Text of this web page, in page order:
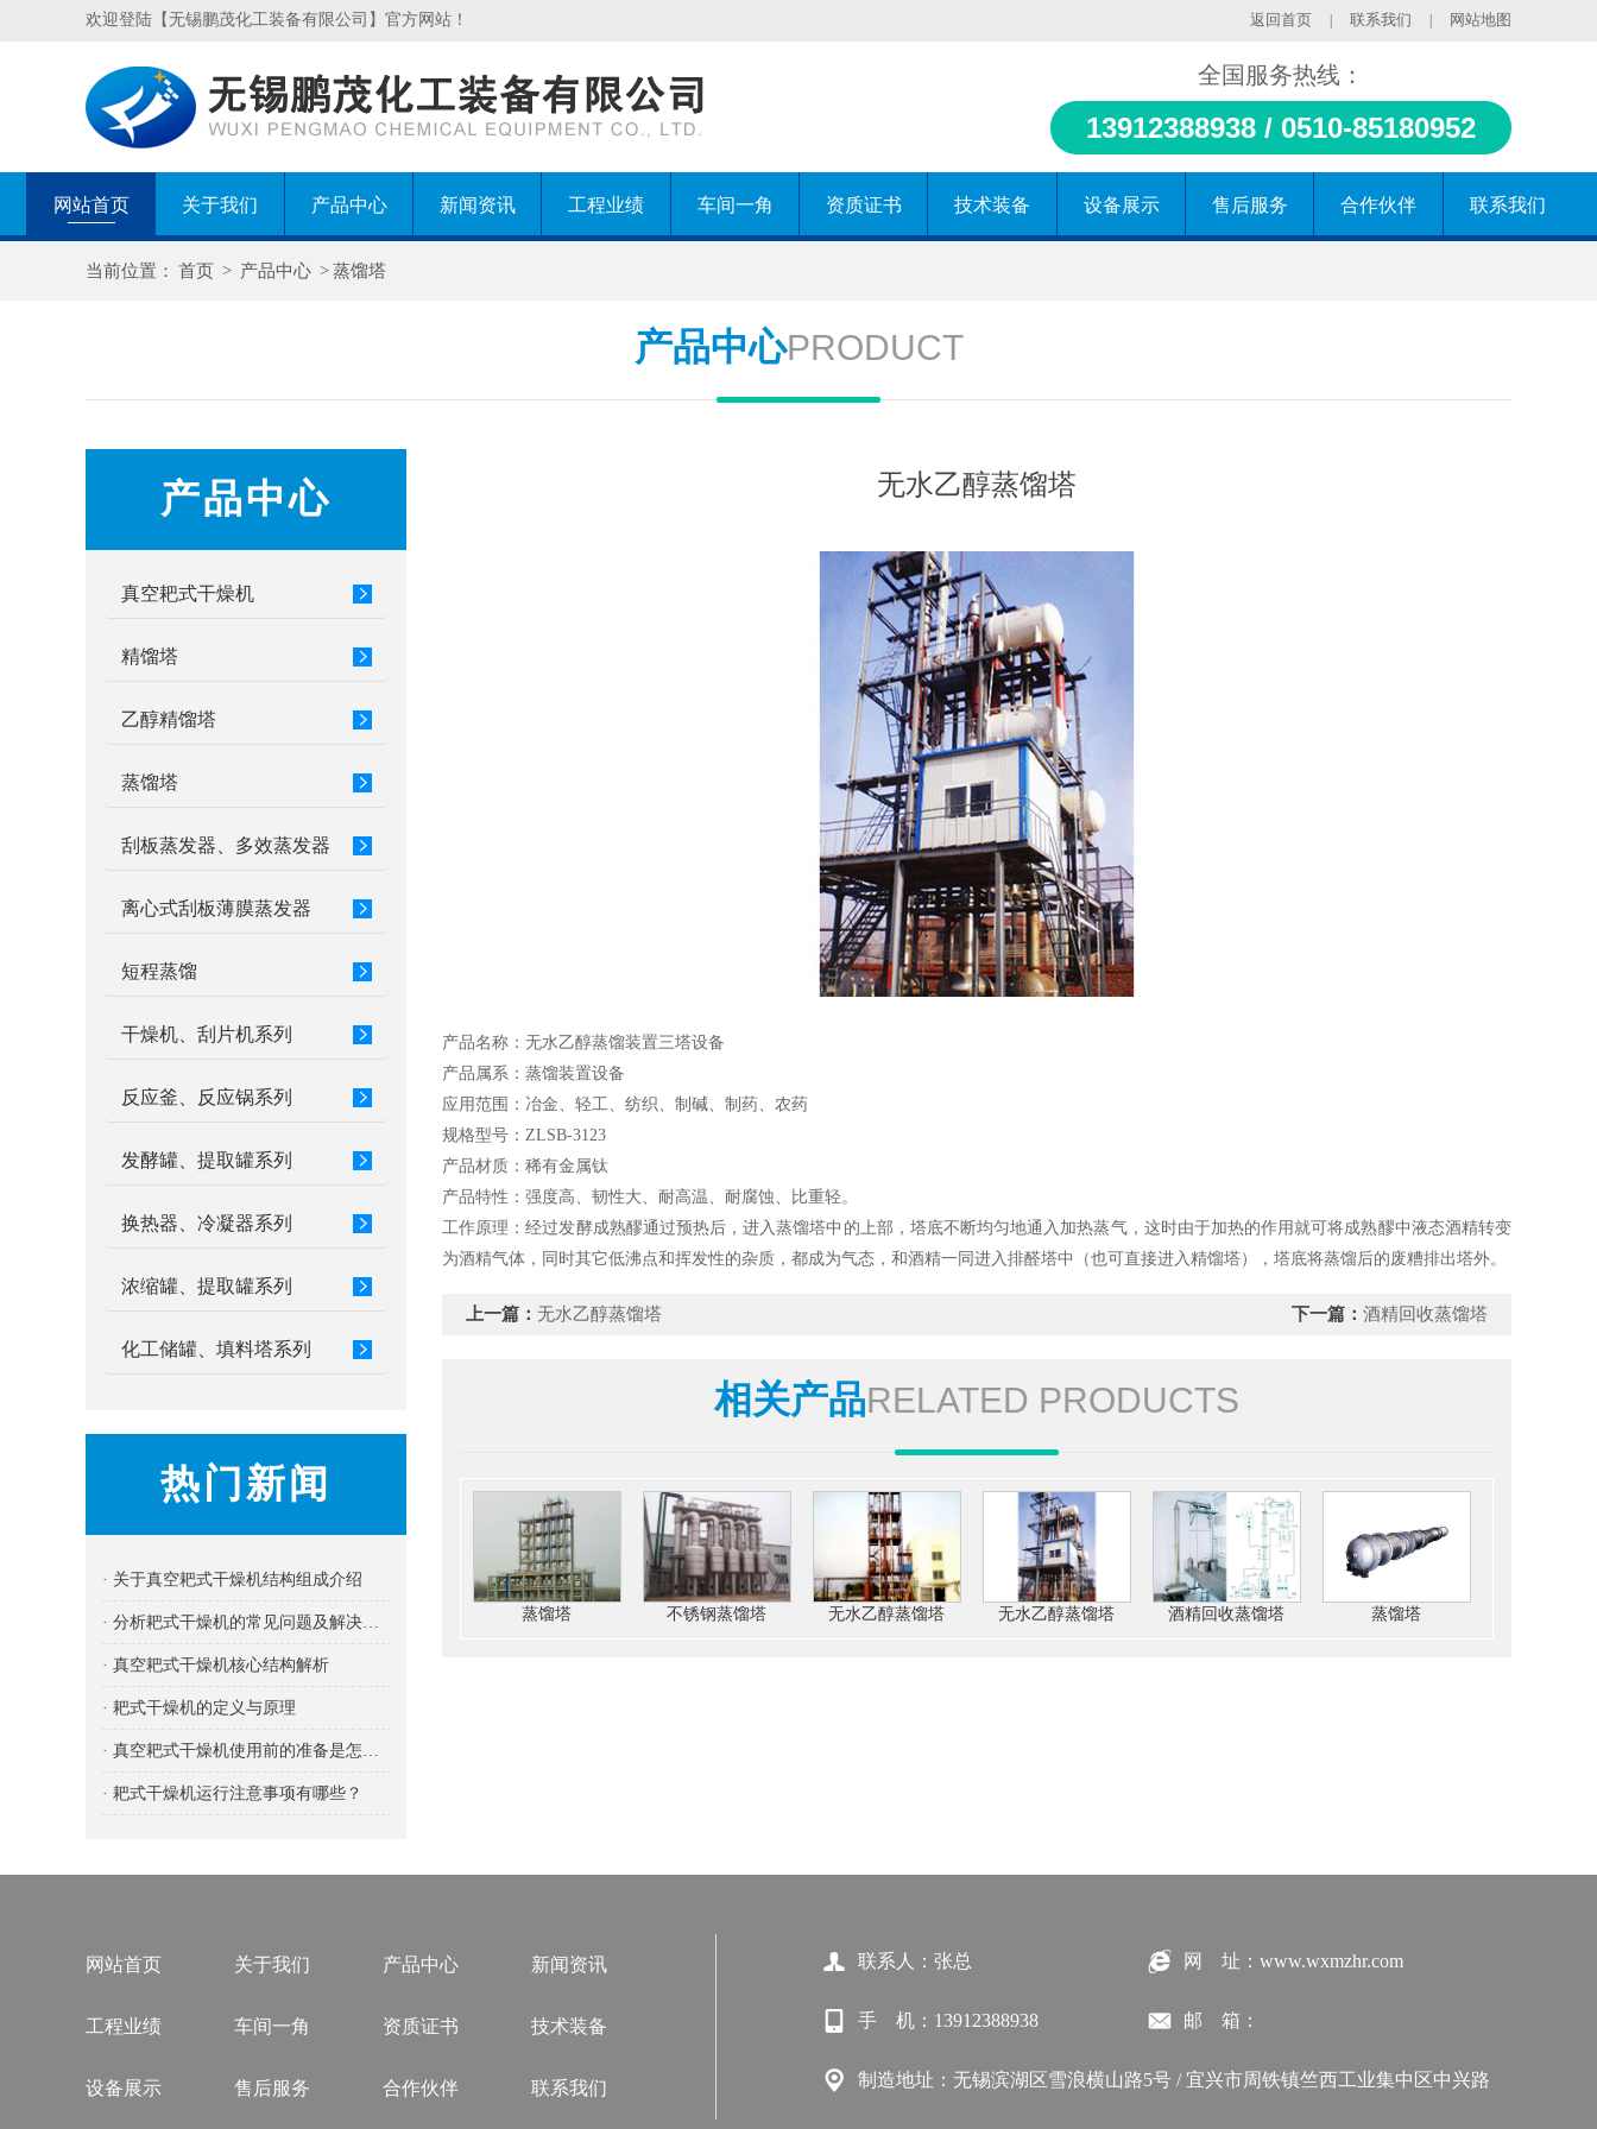
欢迎登陆【无锡鹏茂化工装备有限公司】官方网站！ 返回首页 联系我们 网站地图
全国服务热线：
13912388938 / 0510-85180952
网站首页 关于我们 产品中心 新闻资讯 工程业绩 车间一角 资质证书 技术装备 设备展示 售后服务 合作伙伴 联系我们
当前位置： 首页 > 产品中心 >蒸馏塔
产品中心PRODUCT
产品中心
真空耙式干燥机
精馏塔
乙醇精馏塔
蒸馏塔
刮板蒸发器、多效蒸发器
离心式刮板薄膜蒸发器
短程蒸馏
干燥机、刮片机系列
反应釜、反应锅系列
发酵罐、提取罐系列
换热器、冷凝器系列
浓缩罐、提取罐系列
化工储罐、填料塔系列
热门新闻
· 关于真空耙式干燥机结构组成介绍
· 分析耙式干燥机的常见问题及解决办法
· 真空耙式干燥机核心结构解析
· 耙式干燥机的定义与原理
· 真空耙式干燥机使用前的准备是怎样的？
· 耙式干燥机运行注意事项有哪些？
无水乙醇蒸馏塔
产品名称：无水乙醇蒸馏装置三塔设备
产品属系：蒸馏装置设备
应用范围：冶金、轻工、纺织、制碱、制药、农药
规格型号：ZLSB-3123
产品材质：稀有金属钛
产品特性：强度高、韧性大、耐高温、耐腐蚀、比重轻。
工作原理：经过发酵成熟醪通过预热后，进入蒸馏塔中的上部，塔底不断均匀地通入加热蒸气，这时由于加热的作用就可将成熟醪中液态酒精转变
为酒精气体，同时其它低沸点和挥发性的杂质，都成为气态，和酒精一同进入排醛塔中（也可直接进入精馏塔），塔底将蒸馏后的废糟排出塔外。
上一篇： 无水乙醇蒸馏塔 下一篇： 酒精回收蒸馏塔
相关产品RELATED PRODUCTS
蒸馏塔 不锈钢蒸馏塔 无水乙醇蒸馏塔 无水乙醇蒸馏塔 酒精回收蒸馏塔 蒸馏塔
网站首页 关于我们 产品中心 新闻资讯
工程业绩 车间一角 资质证书 技术装备
设备展示 售后服务 合作伙伴 联系我们
联系人：张总 网 址：www.wxmzhr.com
手 机：13912388938 邮 箱：
制造地址：无锡滨湖区雪浪横山路5号 / 宜兴市周铁镇竺西工业集中区中兴路